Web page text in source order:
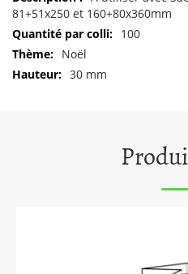
81+51x250 et 160+80x360mm
100
Noël
30 mm